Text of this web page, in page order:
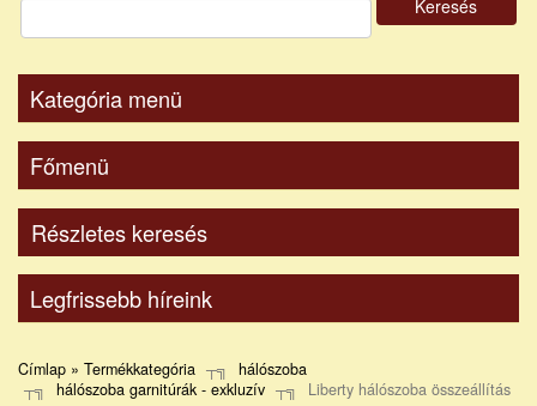
Keresés
Kategória menü
Főmenü
Részletes keresés
Legfrissebb híreink
Címlap » Termékkategória
hálószoba
hálószoba garnitúrák - exkluzív
Liberty hálószoba összeállítás